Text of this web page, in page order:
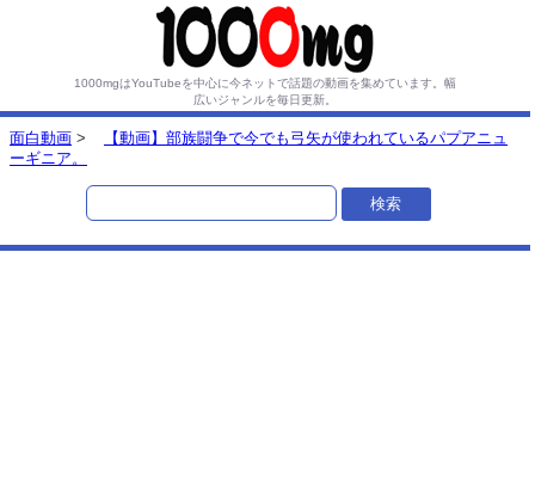
1000mgはYouTubeを中心に今ネットで話題の動画を集めています。 幅
広いジャンルを毎日更新。
面白動画 >
【動画】部族闘争で今でも弓矢が使われているパプアニュ
ーギニア。